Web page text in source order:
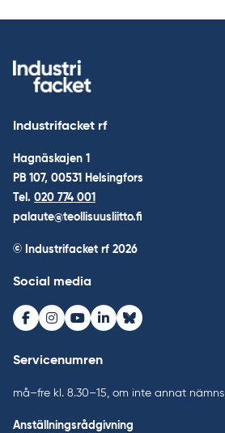
Industrifacket rf
Hagnäskajen 1
PB 107, 00531 Helsingfors
Tel. 020 774 001
palaute@teollisuusliitto.fi
© Industrifacket rf 2026
Social media
Facebook
Instagram
Youtube
LinkedInBluesky
Servicenumren
må–fre kl. 8.30–15, om inte annat nämns
Anställningsrådgivning